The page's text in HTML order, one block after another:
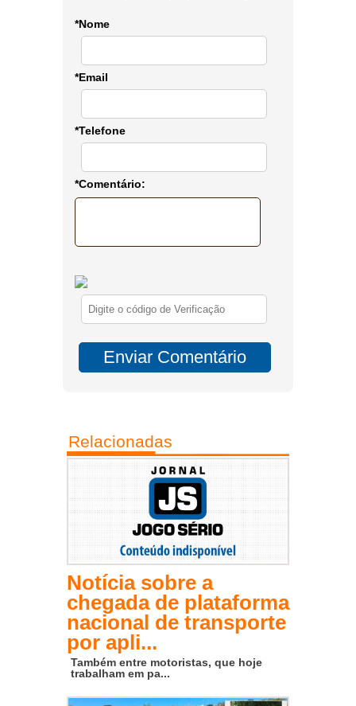
*Nome
*Email
*Telefone
*Comentário:
Relacionadas
Notícia sobre a
chegada de plataforma
nacional de transporte
por apli...
Também entre motoristas, que hoje
trabalham em pa...